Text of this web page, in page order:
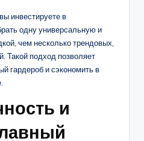
инвестируете в
одну универсальную и
чем несколько трендовых,
Такой подход позволяет
гардероб и сэкономить в
и